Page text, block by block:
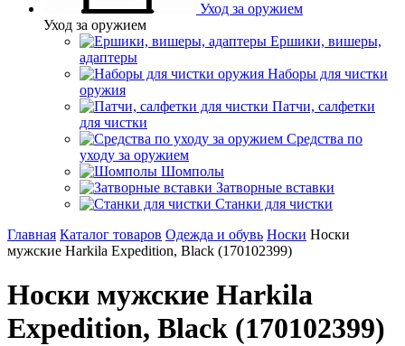
Уход за оружием
Уход за оружием
Ершики, вишеры,
адаптеры
Наборы для чистки
оружия
Патчи, салфетки
для чистки
Средства по
уходу за оружием
Шомполы
Затворные вставки
Станки для чистки
Главная Каталог товаров Одежда и обувь Носки Носки
мужские Harkila Expedition, Black (170102399)
Носки мужские Harkila
Expedition, Black (170102399)